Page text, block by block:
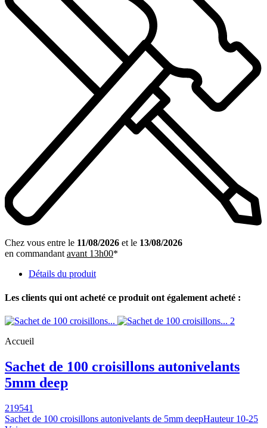
Chez vous entre le 11/08/2026 et le 13/08/2026
en commandantavant 13h00*
Détails du produit
Les clients qui ont acheté ce produit ont également acheté :
Accueil
Sachet de 100 croisillons autonivelants
5mm deep
219541
Sachet de 100 croisillons autonivelants de 5mm deepHauteur 10-25